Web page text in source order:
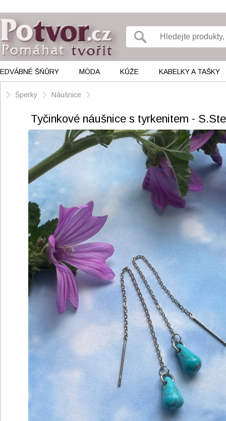
ŠŇŮRY MÓDA KŮŽE KABELKY A TAŠKY
Šperky Náušnice
Tyčinkové náušnice s tyrkenitem -